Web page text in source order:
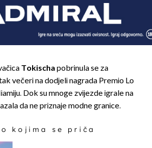
Tokischa pobrinula se za
večeri na dodjeli nagrada Premio Lo
Dok su mnoge zvijezde igrale na
da ne priznaje modne granice.
kojima se priča